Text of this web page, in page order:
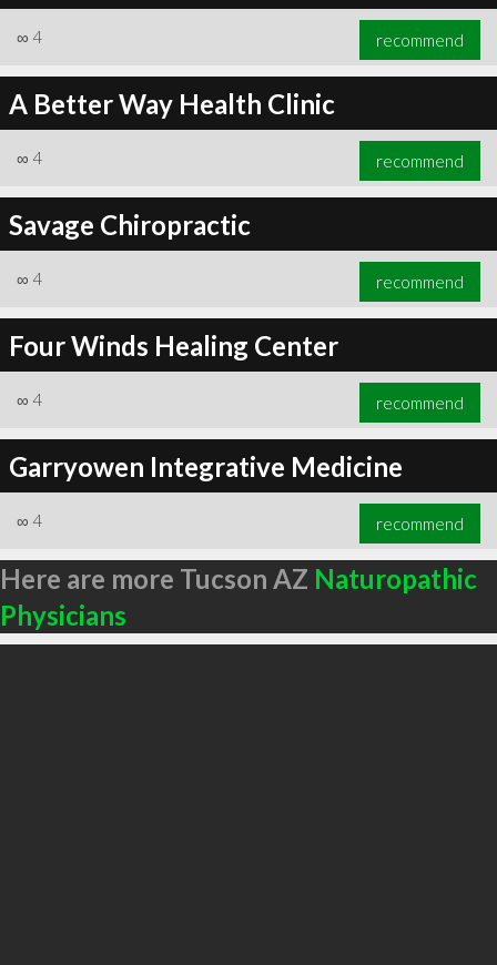
∞ 4 recommend
A Better Way Health Clinic
∞ 4 recommend
Savage Chiropractic
∞ 4 recommend
Four Winds Healing Center
∞ 4 recommend
Garryowen Integrative Medicine
∞ 4 recommend
Here are more Tucson AZ Naturopathic
Physicians